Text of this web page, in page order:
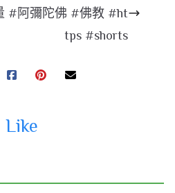
#阿彌陀佛 #佛教 #ht
tps #shorts
Like